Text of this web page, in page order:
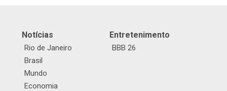
Notícias
Rio de Janeiro
Brasil
Mundo
Economia
Entretenimento
BBB 26